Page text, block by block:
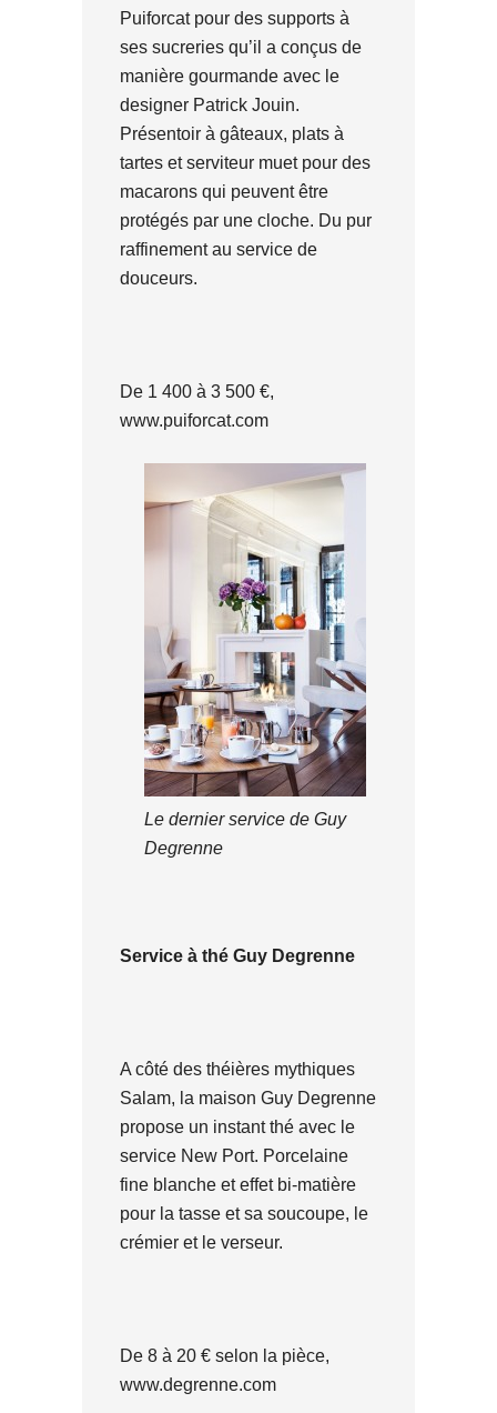
Puiforcat pour des supports à
ses sucreries qu’il a conçus de
manière gourmande avec le
designer Patrick Jouin.
Présentoir à gâteaux, plats à
tartes et serviteur muet pour des
macarons qui peuvent être
protégés par une cloche. Du pur
raffinement au service de
douceurs.
De 1 400 à 3 500 €,
www.puiforcat.com
Le dernier service de Guy
Degrenne
Service à thé Guy Degrenne
A côté des théières mythiques
Salam, la maison Guy Degrenne
propose un instant thé avec le
service New Port. Porcelaine
fine blanche et effet bi-matière
pour la tasse et sa soucoupe, le
crémier et le verseur.
De 8 à 20 € selon la pièce,
www.degrenne.com